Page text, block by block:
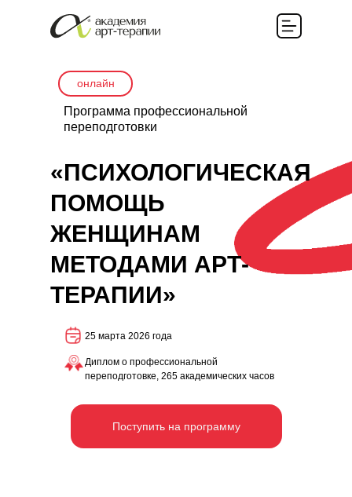
Поступить на программу
25 марта 2026 года
Диплом о профессиональной
переподготовке, 265 академических часов
«ПСИХОЛОГИЧЕСКАЯ
ПОМОЩЬ
ЖЕНЩИНАМ
МЕТОДАМИ АРТ-
ТЕРАПИИ»
онлайн
Программа профессиональной
переподготовки